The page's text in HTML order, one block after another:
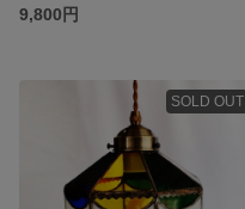
9,800円
SOLD OUT